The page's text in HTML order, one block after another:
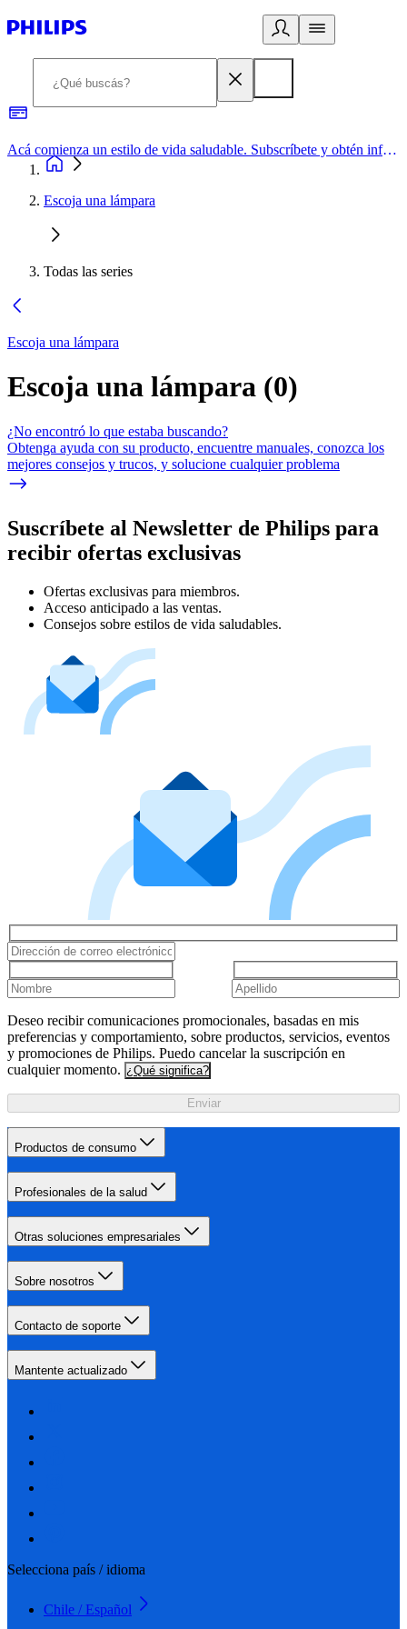
Acá comienza un estilo de vida saludable. Subscríbete y obtén información de primera mano
Escoja una lámpara
Todas las series
Escoja una lámpara
Escoja una lámpara (0)
¿No encontró lo que estaba buscando?
Obtenga ayuda con su producto, encuentre manuales, conozca los
mejores consejos y trucos, y solucione cualquier problema
Suscríbete al Newsletter de Philips para
recibir ofertas exclusivas
Ofertas exclusivas para miembros.
Acceso anticipado a las ventas.
Consejos sobre estilos de vida saludables.
Deseo recibir comunicaciones promocionales, basadas en mis
preferencias y comportamiento, sobre productos, servicios, eventos
y promociones de Philips. Puedo cancelar la suscripción en
cualquier momento. ¿Qué significa?
Enviar
Productos de consumo
Profesionales de la salud
Otras soluciones empresariales
Sobre nosotros
Contacto de soporte
Mantente actualizado
Selecciona país / idioma
Chile / Español